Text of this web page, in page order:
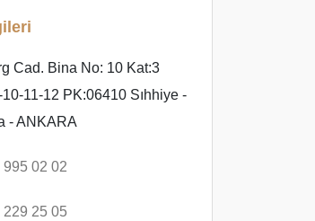
Cad. Bina No: 10 Kat:3
11-12 PK:06410 Sıhhiye -
- ANKARA
02 02
229 25 05